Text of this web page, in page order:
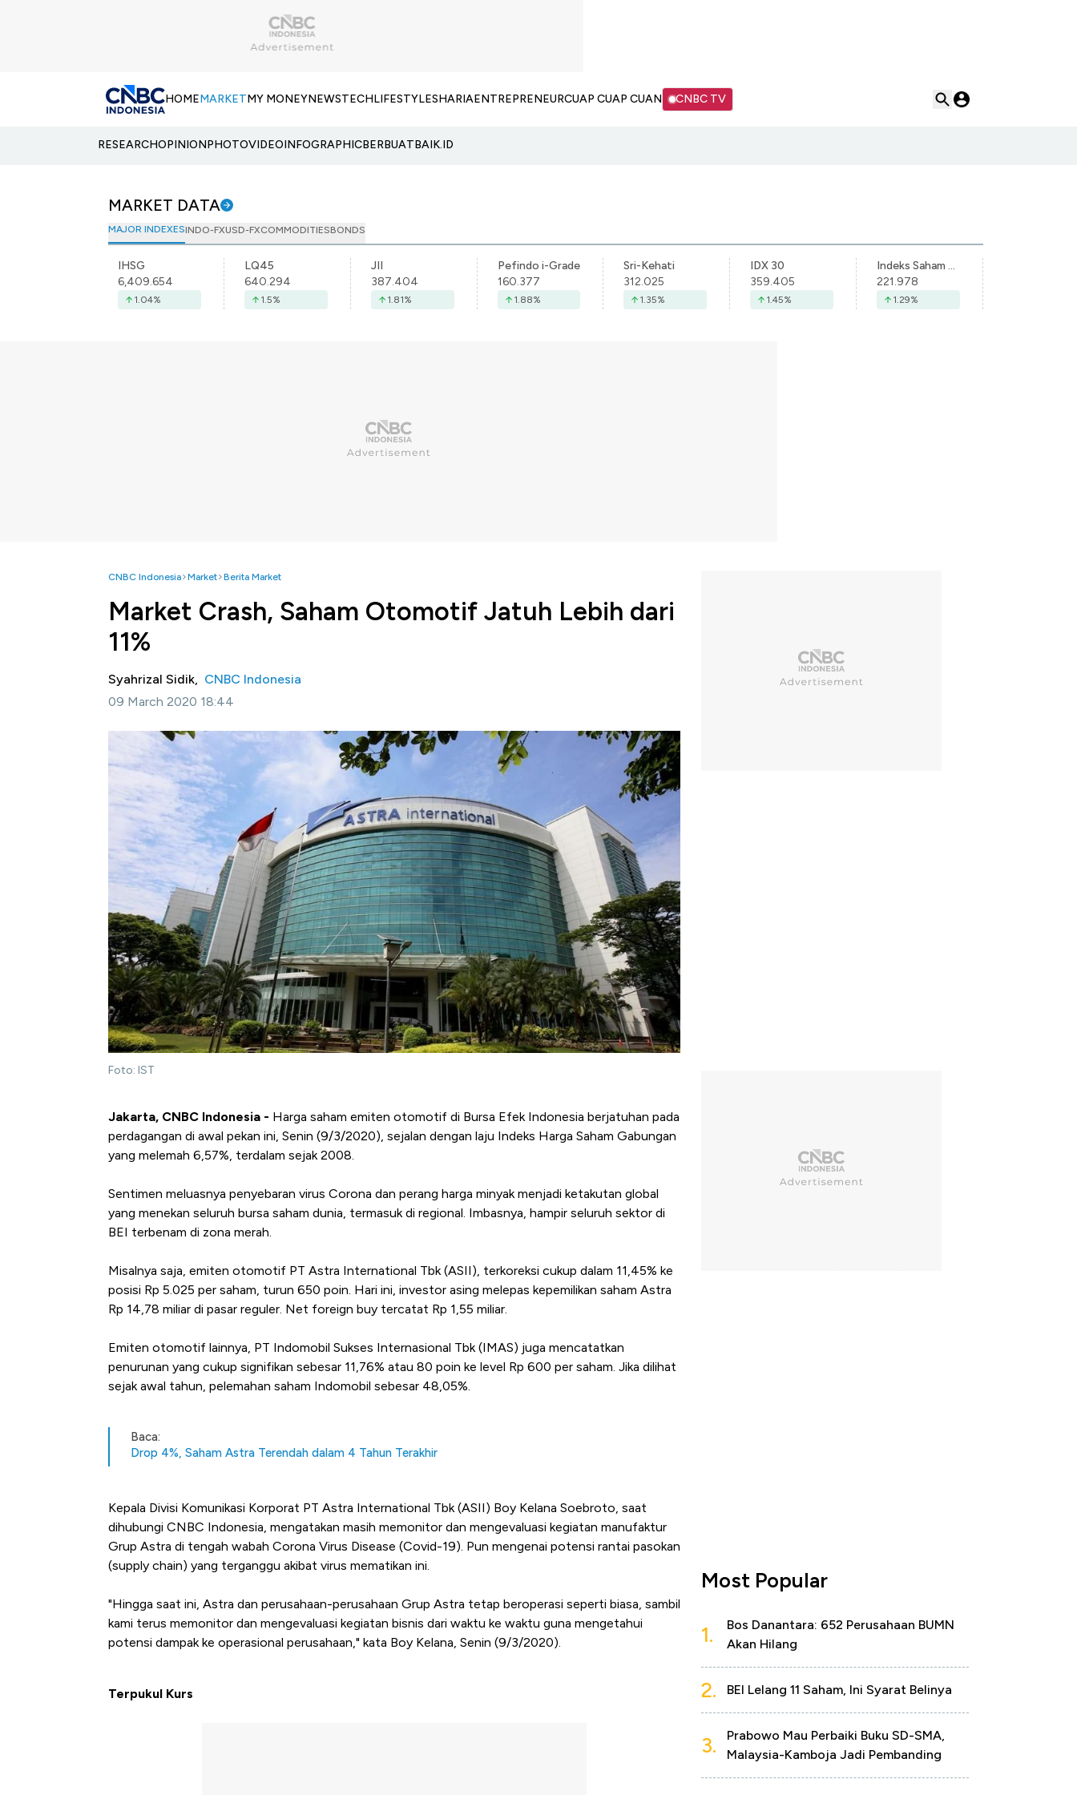
HOMEMARKETMY MONEYNEWSTECHLIFESTYLESHARIAENTREPRENEURCUAP CUAP CUAN CNBC TV
RESEARCHOPINIONPHOTOVIDEOINFOGRAPHICBERBUATBAIK.ID
MARKET DATA
MAJOR INDEXESINDO-FXUSD-FXCOMMODITIESBONDS
IHSG
6,409.654
1.04%
LQ45
640.294
1.5%
JII
387.404
1.81%
Pefindo i-Grade
160.377
1.88%
Sri-Kehati
312.025
1.35%
IDX 30
359.405
1.45%
Indeks Saham Syariah Indonesia
221.978
1.29%
CNBC Indonesia Market Berita Market
Market Crash, Saham Otomotif Jatuh Lebih dari
11%
Syahrizal Sidik, CNBC Indonesia
09 March 2020 18:44
Foto: IST
Jakarta, CNBC Indonesia - Harga saham emiten otomotif di Bursa Efek Indonesia berjatuhan pada
perdagangan di awal pekan ini, Senin (9/3/2020), sejalan dengan laju Indeks Harga Saham Gabungan
yang melemah 6,57%, terdalam sejak 2008.
Sentimen meluasnya penyebaran virus Corona dan perang harga minyak menjadi ketakutan global
yang menekan seluruh bursa saham dunia, termasuk di regional. Imbasnya, hampir seluruh sektor di
BEI terbenam di zona merah.
Misalnya saja, emiten otomotif PT Astra International Tbk (ASII), terkoreksi cukup dalam 11,45% ke
posisi Rp 5.025 per saham, turun 650 poin. Hari ini, investor asing melepas kepemilikan saham Astra
Rp 14,78 miliar di pasar reguler. Net foreign buy tercatat Rp 1,55 miliar.
Emiten otomotif lainnya, PT Indomobil Sukses Internasional Tbk (IMAS) juga mencatatkan
penurunan yang cukup signifikan sebesar 11,76% atau 80 poin ke level Rp 600 per saham. Jika dilihat
sejak awal tahun, pelemahan saham Indomobil sebesar 48,05%.
Baca:
Drop 4%, Saham Astra Terendah dalam 4 Tahun Terakhir
Kepala Divisi Komunikasi Korporat PT Astra International Tbk (ASII) Boy Kelana Soebroto, saat
dihubungi CNBC Indonesia, mengatakan masih memonitor dan mengevaluasi kegiatan manufaktur
Grup Astra di tengah wabah Corona Virus Disease (Covid-19). Pun mengenai potensi rantai pasokan
(supply chain) yang terganggu akibat virus mematikan ini.
"Hingga saat ini, Astra dan perusahaan-perusahaan Grup Astra tetap beroperasi seperti biasa, sambil
kami terus memonitor dan mengevaluasi kegiatan bisnis dari waktu ke waktu guna mengetahui
potensi dampak ke operasional perusahaan," kata Boy Kelana, Senin (9/3/2020).
Terpukul Kurs
Most Popular
1.
Bos Danantara: 652 Perusahaan BUMN
Akan Hilang
2. BEI Lelang 11 Saham, Ini Syarat Belinya
3.
Prabowo Mau Perbaiki Buku SD-SMA,
Malaysia-Kamboja Jadi Pembanding